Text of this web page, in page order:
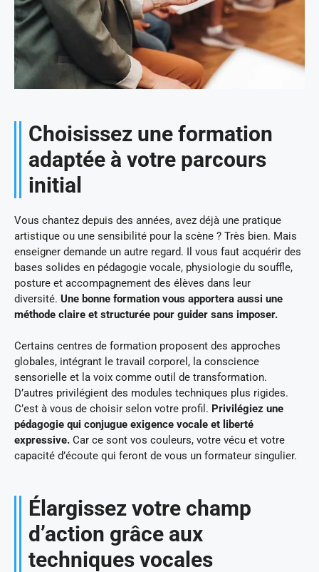
Choisissez une formation
adaptée à votre parcours
initial
Vous chantez depuis des années, avez déjà une pratique
artistique ou une sensibilité pour la scène ? Très bien. Mais
enseigner demande un autre regard. Il vous faut acquérir des
bases solides en pédagogie vocale, physiologie du souffle,
posture et accompagnement des élèves dans leur
diversité. Une bonne formation vous apportera aussi une
méthode claire et structurée pour guider sans imposer.
Certains centres de formation proposent des approches
globales, intégrant le travail corporel, la conscience
sensorielle et la voix comme outil de transformation.
D’autres privilégient des modules techniques plus rigides.
C’est à vous de choisir selon votre profil. Privilégiez une
pédagogie qui conjugue exigence vocale et liberté
expressive. Car ce sont vos couleurs, votre vécu et votre
capacité d’écoute qui feront de vous un formateur singulier.
Élargissez votre champ
d’action grâce aux
techniques vocales